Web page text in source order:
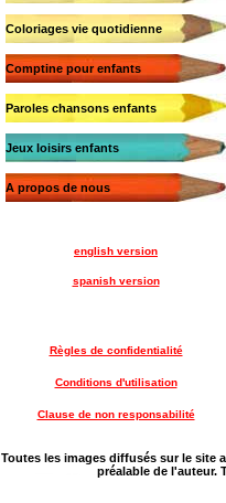
Coloriages vie quotidienne
Comptine pour enfants
Paroles chansons enfants
Jeux loisirs enfants
A propos de nous
english version
spanish version
Règles de confidentialité
Conditions d'utilisation
Clause de non responsabilité
Toutes les images diffusés sur le site
préalable de l'auteur.